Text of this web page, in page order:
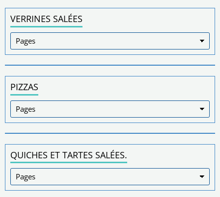
VERRINES SALÉES
PIZZAS
QUICHES ET TARTES SALÉES.